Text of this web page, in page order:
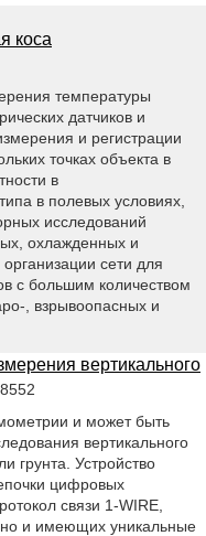
коса
температуры
датчиков и
и регистрации
точках объекта в
в
в полевых условиях,
исследований
охлажденных и
сети для
с большим количеством
, взрывоопасных и
вертикального
и может быть
вертикального
грунта. Устройство
цифровых
связи 1-WIRE,
и имеющих уникальные